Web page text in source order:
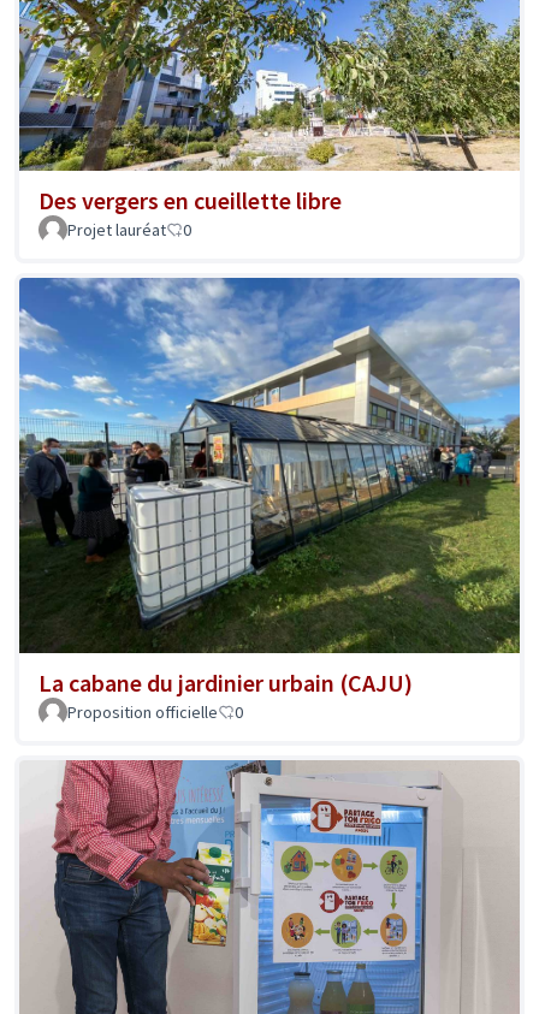
Des vergers en cueillette libre
Projet lauréat 0
La cabane du jardinier urbain (CAJU)
Proposition officielle 0